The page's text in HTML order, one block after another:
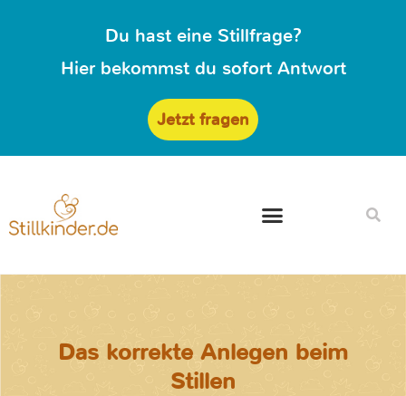
Du hast eine Stillfrage?
Hier bekommst du sofort Antwort
Jetzt fragen
Das korrekte Anlegen beim
Stillen